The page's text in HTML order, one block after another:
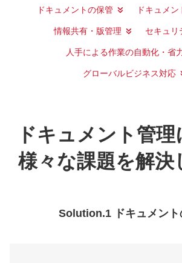
ドキュメントの保管 ドキュメ
情報共有・版管理 セキュリ
人手による作業の自動化・省
グローバルビジネス対応
ドキュメント管
様々な課題を解決
Solution.1 ドキュメント